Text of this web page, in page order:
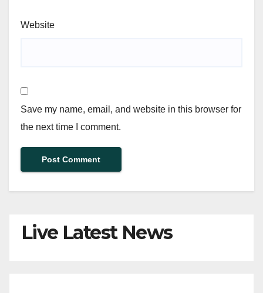
Website
Save my name, email, and website in this browser for
the next time I comment.
Live Latest News